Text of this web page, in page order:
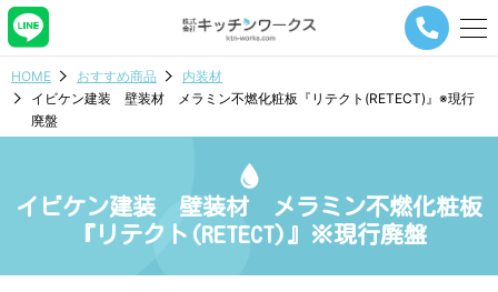
メ
ー
ビ
シ
ョ
タ
HOME おすすめ商品
内装材
イビケン建装 壁装材 メラミン不燃化粧板『リテクト(RETECT)』※現行
廃盤
イビケン建装 壁装材 メラミン不燃化粧板
『リテクト(RETECT)』※現行廃盤